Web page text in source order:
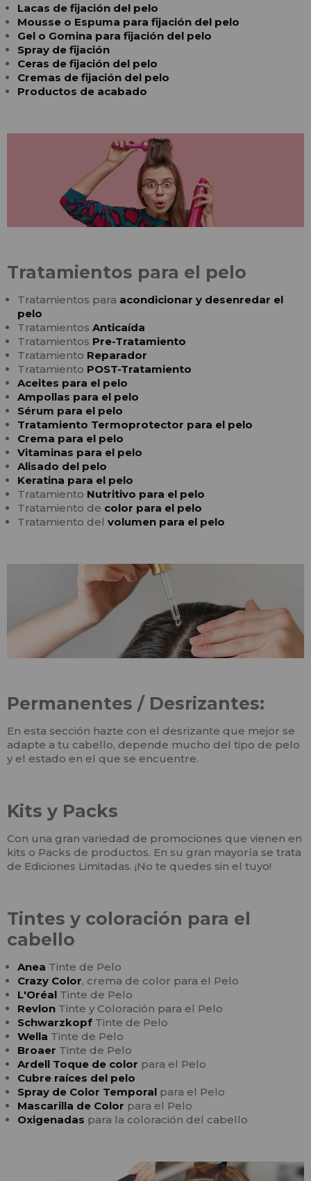
Lacas de fijación del pelo
Mousse o Espuma para fijación del pelo
Gel o Gomina para fijación del pelo
Spray de fijación
Ceras de fijación del pelo
Cremas de fijación del pelo
Productos de acabado
Tratamientos para el pelo
Tratamientos para acondicionar y desenredar el
pelo
Tratamientos Anticaída
Tratamientos Pre-Tratamiento
Tratamiento Reparador
Tratamiento POST-Tratamiento
Aceites para el pelo
Ampollas para el pelo
Sérum para el pelo
Tratamiento Termoprotector para el pelo
Crema para el pelo
Vitaminas para el pelo
Alisado del pelo
Keratina para el pelo
Tratamiento Nutritivo para el pelo
Tratamiento de color para el pelo
Tratamiento del volumen para el pelo
Permanentes / Desrizantes:
En esta sección hazte con el desrizante que mejor se
adapte a tu cabello, depende mucho del tipo de pelo
y el estado en el que se encuentre.
Kits y Packs
Con una gran variedad de promociones que vienen en
kits o Packs de productos. En su gran mayoría se trata
de Ediciones Limitadas. ¡No te quedes sin el tuyo!
Tintes y coloración para el
cabello
Anea Tinte de Pelo
Crazy Color, crema de color para el Pelo
L'Oréal Tinte de Pelo
Revlon Tinte y Coloración para el Pelo
Schwarzkopf Tinte de Pelo
Wella Tinte de Pelo
Broaer Tinte de Pelo
Ardell Toque de color para el Pelo
Cubre raíces del pelo
Spray de Color Temporal para el Pelo
Mascarilla de Color para el Pelo
Oxigenadas para la coloración del cabello